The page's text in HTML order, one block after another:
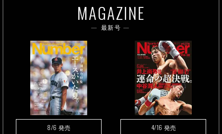
MAGAZINE
最新号
8/6 発売 4/16 発売